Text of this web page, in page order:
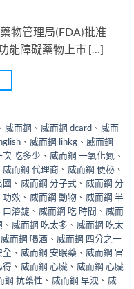
物管理局(FDA)批准
能障礙藥物上市 […]
威而鋼 、 威而鋼 dcard 、 威而
、 威而鋼 lihkg 、 威而鋼
次 吃多少 、 威而鋼 一氧化氮 、
威而鋼 代理商 、 威而鋼 便秘 、
國 、 威而鋼 分子式 、 威而鋼 分
功效 、 威而鋼 動物 、 威而鋼 半
口溶錠 、 威而鋼 吃 時間 、 威而
、 威而鋼 吃太多 、 威而鋼 吃太
威而鋼 喝酒 、 威而鋼 四分之一
全 、 威而鋼 安眠藥 、 威而鋼 官
得 、 威而鋼 心臟 、 威而鋼 心臟
鋼 抗藥性 、 威而鋼 早洩 、 威